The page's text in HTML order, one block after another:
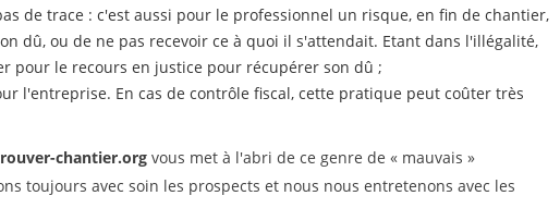
de trace : c'est aussi pour le professionnel un risque, en fin de chantier,
dû, ou de ne pas recevoir ce à quoi il s'attendait. Etant dans l'illégalité,
pour le recours en justice pour récupérer son dû ;
l'entreprise. En cas de contrôle fiscal, cette pratique peut coûter très
chantier.org vous met à l'abri de ce genre de « mauvais »
toujours avec soin les prospects et nous nous entretenons avec les